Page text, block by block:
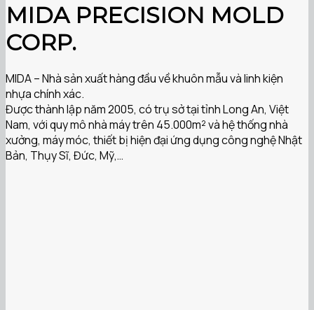
MIDA PRECISION MOLD
CORP.
MIDA – Nhà sản xuất hàng đầu về khuôn mẫu và linh kiện
nhựa chính xác.
Được thành lập năm 2005, có trụ sở tại tỉnh Long An, Việt
Nam, với quy mô nhà máy trên 45.000m² và hệ thống nhà
xưởng, máy móc, thiết bị hiện đại ứng dụng công nghệ Nhật
Bản, Thụy Sĩ, Đức, Mỹ,…